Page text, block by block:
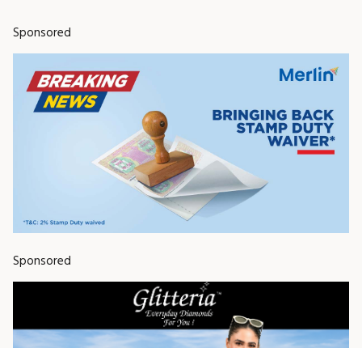
Sponsored
Sponsored